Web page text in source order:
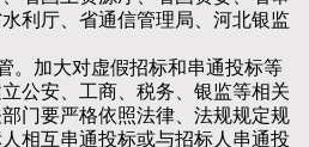
利厅、省通信管理局、河北银监
加大对虚假招标和串通投标等
公安、工商、税务、银监等相关
门要严格依照法律、法规规定规
相互串通投标或与招标人串通投